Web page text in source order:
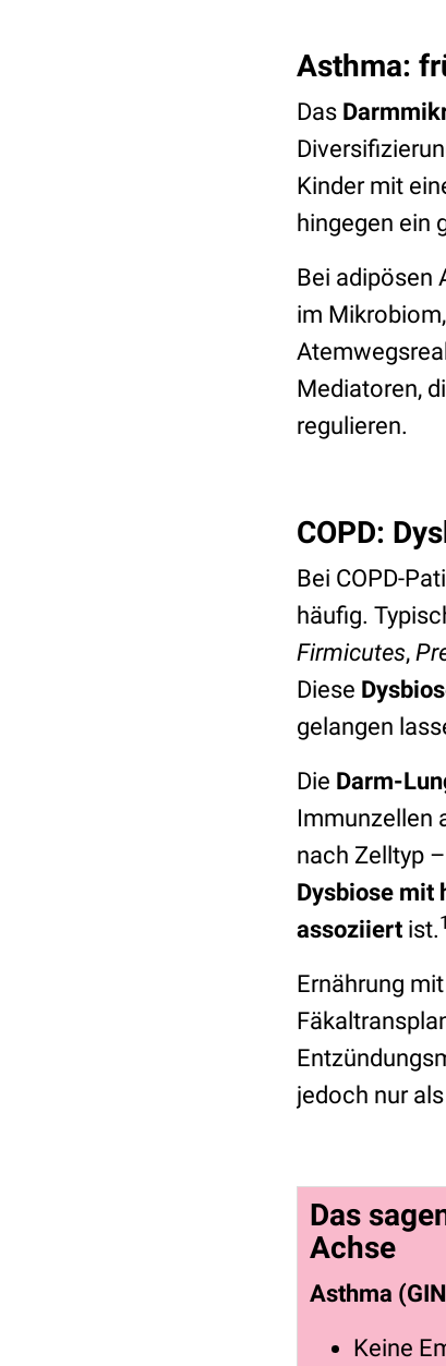
Asthma:
Das
Kinder mit
hingegen ein
Bei adipösen
im
Mediatoren,
regulieren.
COPD:
Bei COPD-
häufig.
Firmicutes,
Diese
gelangen
Die Darm-
Immunzellen
nach Zelltyp
Dysbiose mit
assoziiert ist.1
Ernährung
jedoch nur
Das
Achse
Asthma
Keine